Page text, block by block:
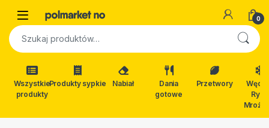
Open 0
Szukaj:
Wszystkie
produkty
Produkty sypkie Nabiał
Dania
gotowe
Przetwory
Ryby